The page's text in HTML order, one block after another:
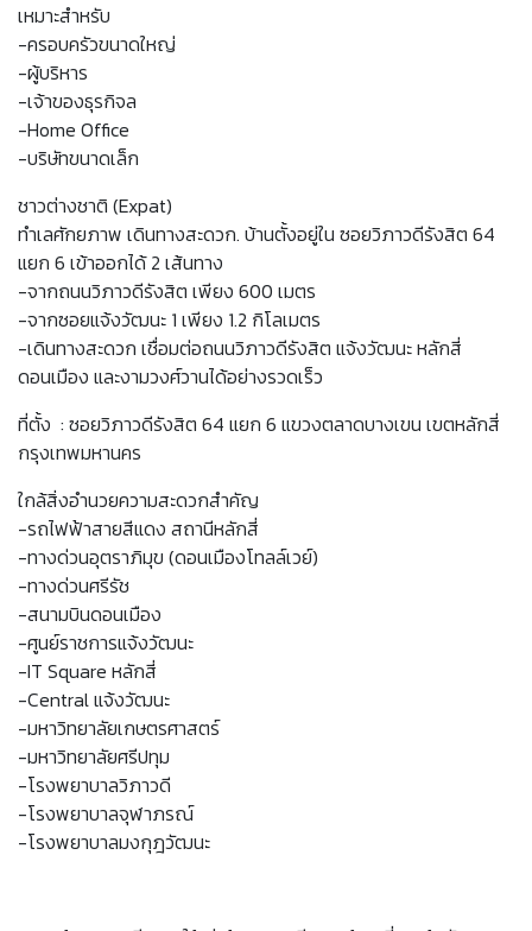
เหมาะสำหรับ
-ครอบครัวขนาดใหญ่
-ผู้บริหาร
-เจ้าของธุรกิจล
-Home Office
-บริษัทขนาดเล็ก
ชาวต่างชาติ (Expat)
ทำเลศักยภาพ เดินทางสะดวก. บ้านตั้งอยู่ใน ซอยวิภาวดีรังสิต 64
แยก 6 เข้าออกได้ 2 เส้นทาง
-จากถนนวิภาวดีรังสิต เพียง 600 เมตร
-จากซอยแจ้งวัฒนะ 1 เพียง 1.2 กิโลเมตร
-เดินทางสะดวก เชื่อมต่อถนนวิภาวดีรังสิต แจ้งวัฒนะ หลักสี่
ดอนเมือง และงามวงศ์วานได้อย่างรวดเร็ว
ที่ตั้ง : ซอยวิภาวดีรังสิต 64 แยก 6 แขวงตลาดบางเขน เขตหลักสี่
กรุงเทพมหานคร
ใกล้สิ่งอำนวยความสะดวกสำคัญ
-รถไฟฟ้าสายสีแดง สถานีหลักสี่
-ทางด่วนอุตราภิมุข (ดอนเมืองโทลล์เวย์)
-ทางด่วนศรีรัช
-สนามบินดอนเมือง
-ศูนย์ราชการแจ้งวัฒนะ
-IT Square หลักสี่
-Central แจ้งวัฒนะ
-มหาวิทยาลัยเกษตรศาสตร์
-มหาวิทยาลัยศรีปทุม
-โรงพยาบาลวิภาวดี
-โรงพยาบาลจุฬาภรณ์
-โรงพยาบาลมงกุฎวัฒนะ